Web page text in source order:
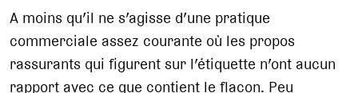
A moins qu’il ne s’agisse d’une pratique
commerciale assez courante où les propos
rassurants qui figurent sur l’étiquette n’ont aucun
rapport avec ce que contient le flacon. Peu